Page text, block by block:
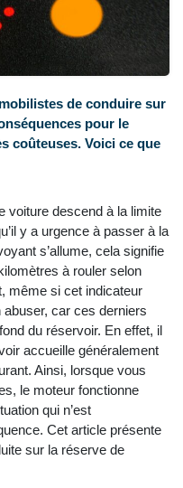
de conduire sur
pour le
coûteuses. Voici ce que
voiture descend à la limite
y a urgence à passer à la
s’allume, cela signifie
à rouler selon
même si cet indicateur
abuser, car ces derniers
du réservoir. En effet, il
accueille généralement
Ainsi, lorsque vous
le moteur fonctionne
qui n’est
Cet article présente
sur la réserve de